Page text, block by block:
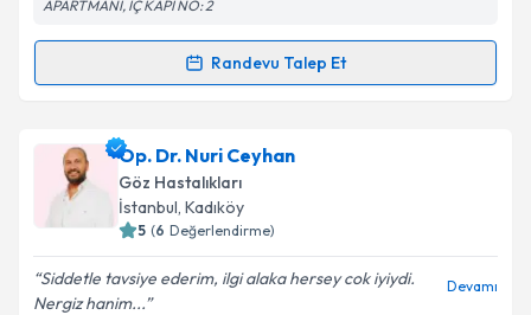
Kişisel verilerimin işlenmesine ilişkin
Metni'ni okudum ve kişisel verilerimin belirtilen
Takvim Talebini Gönder
APARTMANI, İÇ KAPI NO: 2
Randevu Talep Et
Randevu Takvimi Talebi
Doç. Dr. Ömer Faruk Yılmaz
talebi oluşturun. Size bu uzmandan randevu almanız
için bir takvim hazırlandığında e-posta ile
bilgilendireceğiz.
E-posta Adresiniz
Op. Dr. Nuri Ceyhan
Göz Hastalıkları
İstanbul, Kadıköy
5 (6 Değerlendirme)
Siddetle tavsiye ederim, ilgi alaka hersey cok iyiydi.
Nergiz hanim...
Devamı